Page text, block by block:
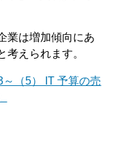
業は増加傾向にあ
考えられます。
（5） IT 予算の売